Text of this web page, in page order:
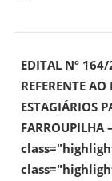
EDITAL Nº
REFERENTE
ESTAGIÁRIOS
FARROUPILHA